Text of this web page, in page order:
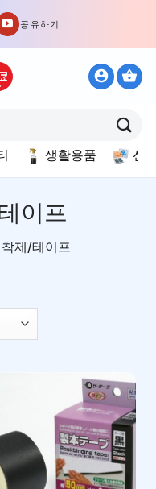
공유하기
생활용품 선
이프
제/테이프